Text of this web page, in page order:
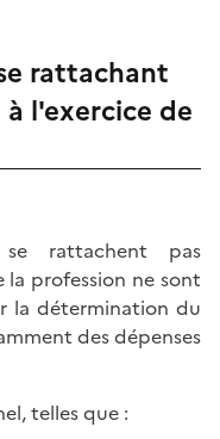
rattachant
l'exercice de
rattachent pas
profession ne sont
la détermination du
des dépenses
telles que :